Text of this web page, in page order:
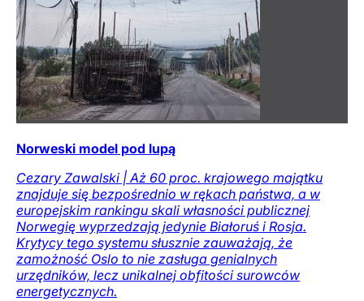
Norweski model pod lupą
Cezary Zawalski | Aż 60 proc. krajowego majątku
znajduje się bezpośrednio w rękach państwa, a w
europejskim rankingu skali własności publicznej
Norwegię wyprzedzają jedynie Białoruś i Rosja.
Krytycy tego systemu słusznie zauważają, że
zamożność Oslo to nie zasługa genialnych
urzędników, lecz unikalnej obfitości surowców
energetycznych.